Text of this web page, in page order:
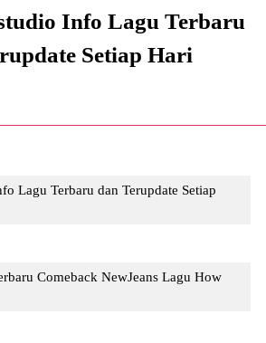
Info Lagu Terbaru
Setiap Hari
Lagu Terbaru dan Terupdate Setiap
Comeback NewJeans Lagu How